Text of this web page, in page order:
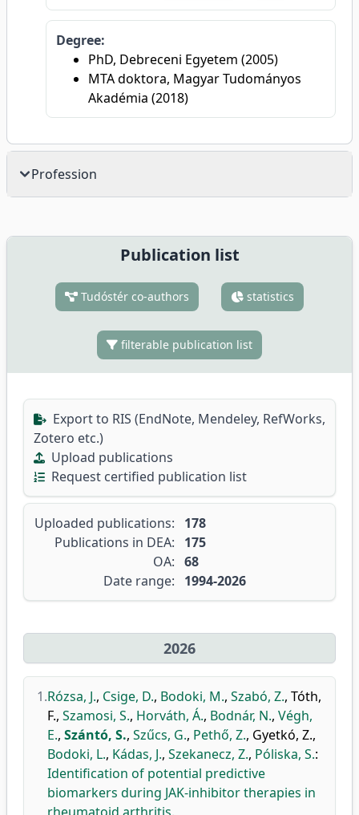
Degree:
PhD, Debreceni Egyetem (2005)
MTA doktora, Magyar Tudományos
Akadémia (2018)
Profession
Publication list
Tudóstér co-authors statistics
filterable publication list
Export to RIS (EndNote, Mendeley, RefWorks,
Zotero etc.)
Upload publications
Request certified publication list
Uploaded publications:
178
Publications in DEA:
175
OA: 68
Date range:
1994-2026
2026
1.Rózsa, J., Csige, D., Bodoki, M., Szabó, Z., Tóth,
F., Szamosi, S., Horváth, Á., Bodnár, N., Végh,
E., Szántó, S., Szűcs, G., Pethő, Z., Gyetkó, Z.,
Bodoki, L., Kádas, J., Szekanecz, Z., Póliska, S.:
Identification of potential predictive
biomarkers during JAK-inhibitor therapies in